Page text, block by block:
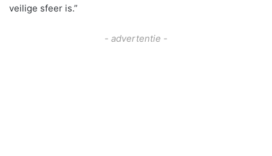
veilige sfeer is.”
- advertentie -